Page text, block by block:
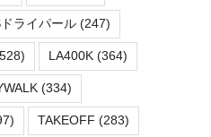
ライパール (247)
LA400K (364)
(334)
TAKEOFF (283)